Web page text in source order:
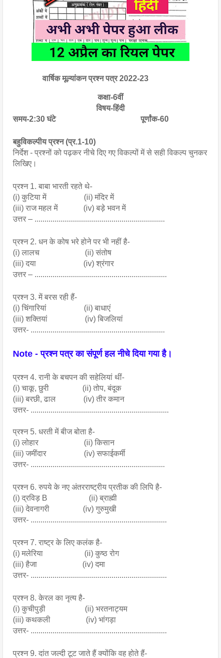
               वार्षिक मूल्यांकन प्रश्न पत्र 2022-23
कक्षा-6वीं
विषय-हिंदी
समय-2:30 घंटे                                           पूर्णांक-60
बहुविकल्पीय प्रश्न (प्र.1-10)
निर्देश - प्रश्नों को पढ़कर नीचे दिए गए विकल्पों में से सही विकल्प चुनकर
लिखिए।
प्रश्न 1. बाबा भारती रहते थे-
(i) कुटिया में                   (ii) मंदिर में
(iii) राज महल में             (iv) बड़े भवन में
उत्तर – ..................................................................
प्रश्न 2. धन के कोष भरे होने पर भी नहीं है-
(i) लालच                       (ii) संतोष
(iii) दया                        (iv) श्रंगार
उत्तर – ...................................................................
प्रश्न 3. में बरस रही हैं-
(i) चिंगारियां                   (ii) बाधाएं
(iii) शक्तियां                   (iv) बिजलियां
उत्तर- ....................................................................
Note - प्रश्न पत्र का संपूर्ण हल नीचे दिया गया है।
प्रश्न 4. रानी के बचपन की सहेलियां थीं-
(i) चाकू, छुरी                 (ii) तोप, बंदूक
(iii) बरछी, ढाल              (iv) तीर कमान
उत्तर- ......................................................................
प्रश्न 5. धरती में बीज बोता है-
(i) लोहार                       (ii) किसान
(iii) जमींदार                   (iv) सफाईकर्मी
उत्तर- ....................................................................
प्रश्न 6. रुपये के नए अंतरराष्ट्रीय प्रतीक की लिपि है-
(i) द्रविड़ B                     (ii) ब्राह्मी
(iii) देवनागरी                 (iv) गुरुमुखी
उत्तर- .....................................................................
प्रश्न 7. राष्ट्र के लिए कलंक है-
(i) मलेरिया                     (ii) कुष्ठ रोग
(iii) हैजा                       (iv) दमा
उत्तर- .....................................................................
प्रश्न 8. केरल का नृत्य है-
(i) कुचीपुड़ी                    (ii) भरतनाट्यम
(iii) कथकली                  (iv) भांगड़ा
उत्तर- .....................................................................
प्रश्न 9. दांत जल्दी टूट जाते हैं क्योंकि वह होते हैं-